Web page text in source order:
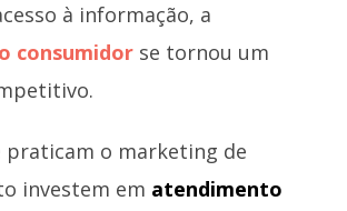
à informação, a
consumidor se tornou um
praticam o marketing de
investem em atendimento